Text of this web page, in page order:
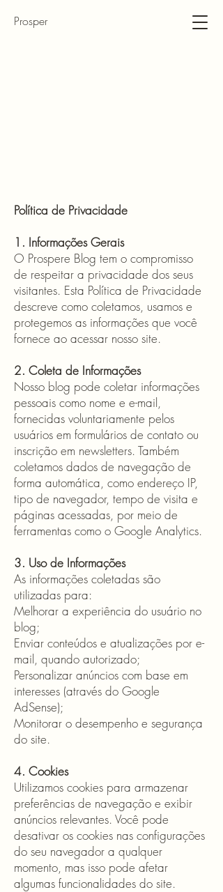
Prosper
Política de Privacidade
1. Informações Gerais
O Prospere Blog tem o compromisso
de respeitar a privacidade dos seus
visitantes. Esta Política de Privacidade
descreve como coletamos, usamos e
protegemos as informações que você
fornece ao acessar nosso site.
2. Coleta de Informações
Nosso blog pode coletar informações
pessoais como nome e e-mail,
fornecidas voluntariamente pelos
usuários em formulários de contato ou
inscrição em newsletters. Também
coletamos dados de navegação de
forma automática, como endereço IP,
tipo de navegador, tempo de visita e
páginas acessadas, por meio de
ferramentas como o Google Analytics.
3. Uso de Informações
As informações coletadas são
utilizadas para:
Melhorar a experiência do usuário no
blog;
Enviar conteúdos e atualizações por e-
mail, quando autorizado;
Personalizar anúncios com base em
interesses (através do Google
AdSense);
Monitorar o desempenho e segurança
do site.
4. Cookies
Utilizamos cookies para armazenar
preferências de navegação e exibir
anúncios relevantes. Você pode
desativar os cookies nas configurações
do seu navegador a qualquer
momento, mas isso pode afetar
algumas funcionalidades do site.